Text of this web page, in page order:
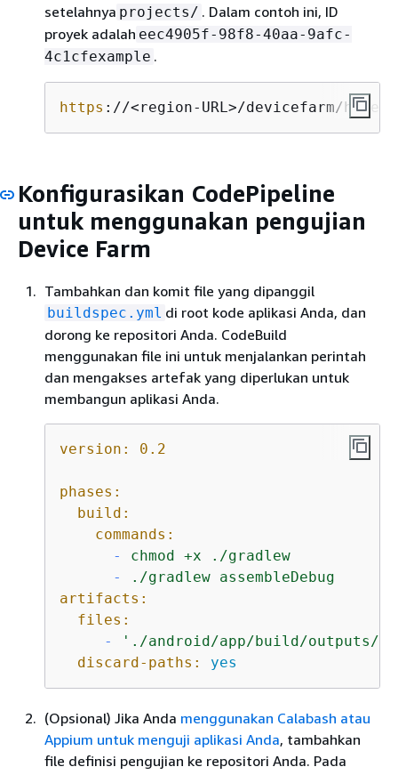
setelahnya projects/ . Dalam contoh ini, ID
proyek adalah eec4905f-98f8-40aa-9afc-
4c1cfexample .
https ://<region-URL>/devicefarm/
Konfigurasikan CodePipeline
untuk menggunakan pengujian
Device Farm
Tambahkan dan komit file yang dipanggil
buildspec.yml di root kode aplikasi Anda, dan
dorong ke repositori Anda. CodeBuild
menggunakan file ini untuk menjalankan perintah
dan mengakses artefak yang diperlukan untuk
membangun aplikasi Anda.
version: 0.2
phases:
build:
commands:
-
chmod +x
./gradlew
-
./gradlew assembleDebug
artifacts:
files:
-
'./android/app/build/outputs/
discard-paths:
yes
(Opsional) Jika Anda menggunakan Calabash atau
Appium untuk menguji aplikasi Anda, tambahkan
file definisi pengujian ke repositori Anda. Pada